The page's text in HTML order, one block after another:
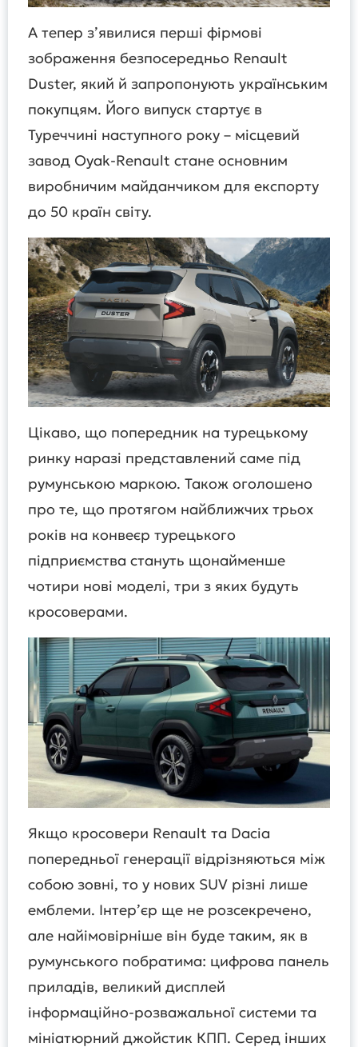
А тепер з’явилися перші фірмові
зображення безпосередньо Renault
Duster, який й запропонують українським
покупцям. Його випуск стартує в
Туреччині наступного року – місцевий
завод Oyak-Renault стане основним
виробничим майданчиком для експорту
до 50 країн світу.
Цікаво, що попередник на турецькому
ринку наразі представлений саме під
румунською маркою. Також оголошено
про те, що протягом найближчих трьох
років на конвеєр турецького
підприємства стануть щонайменше
чотири нові моделі, три з яких будуть
кросоверами.
Якщо кросовери Renault та Dacia
попередньої генерації відрізняються між
собою зовні, то у нових SUV різні лише
емблеми. Інтер’єр ще не розсекречено,
але найімовірніше він буде таким, як в
румунського побратима: цифрова панель
приладів, великий дисплей
інформаційно-розважальної системи та
мініатюрний джойстик КПП. Серед інших